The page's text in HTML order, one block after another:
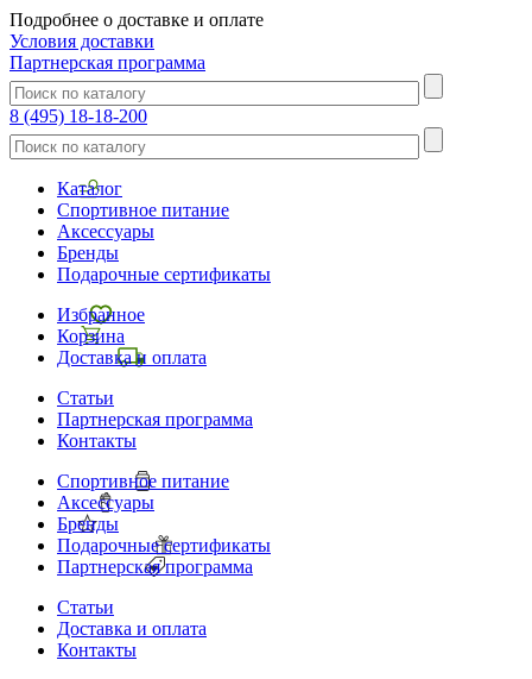
Подробнее о доставке и оплате
Условия доставки
Партнерская программа
8 (495) 18-18-200
Каталог
Спортивное питание
Аксессуары
Бренды
Подарочные сертификаты
Избранное
Корзина
Доставка и оплата
Статьи
Партнерская программа
Контакты
Спортивное питание
Аксессуары
Бренды
Подарочные сертификаты
Партнерская программа
Статьи
Доставка и оплата
Контакты